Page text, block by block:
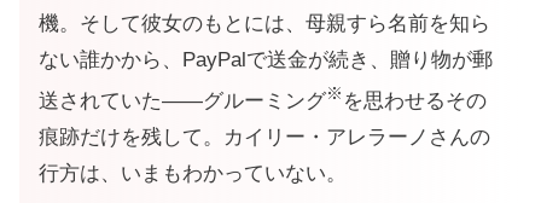
機。そして彼女のもとには、母親すら名前を知ら
ない誰かから、PayPalで送金が続き、贈り物が郵
送されていた——グルーミング※ を思わせるその
痕跡だけを残して。カイリー・アレラーノさんの
行方は、いまもわかっていない。